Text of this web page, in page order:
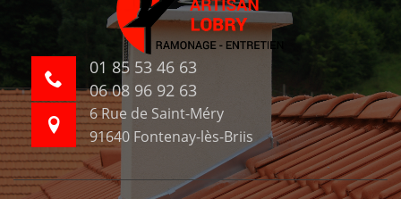
01 85 53 46 63
06 08 96 92 63
6 Rue de Saint-Méry
91640 Fontenay-lès-Briis